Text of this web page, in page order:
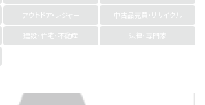
アウトドア・レジャー
中古品売買・リサイクル
建設・住宅・不動産
法律・専門家